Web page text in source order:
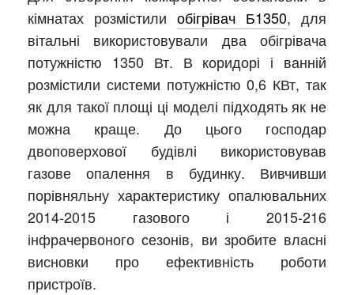
кімнатах розмістили обігрівач Б1350, для
вітальні використовували два обігрівача
потужністю 1350 Вт. В коридорі і ванній
розмістили системи потужністю 0,6 КВт, так
як для такої площі ці моделі підходять як не
можна краще. До цього господар
двоповерхової будівлі використовував
газове опалення в будинку. Вивчивши
порівняльну характеристику опалювальних
2014-2015 газового і 2015-216
інфрачервоного сезонів, ви зробите власні
висновки про ефективність роботи
пристроїв.